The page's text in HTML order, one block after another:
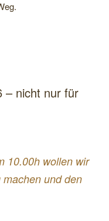
– nicht nur für
10.00h wollen wir
und den